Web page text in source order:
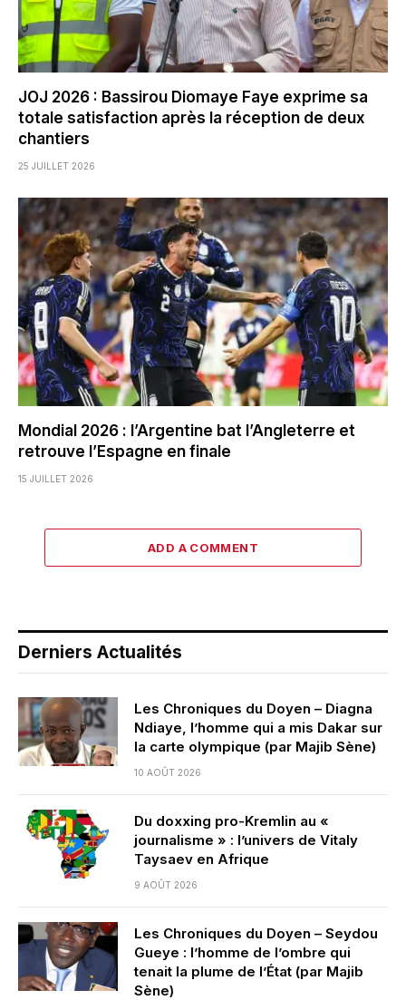
JOJ 2026 : Bassirou Diomaye Faye exprime sa
totale satisfaction après la réception de deux
chantiers
25 JUILLET 2026
Mondial 2026 : l’Argentine bat l’Angleterre et
retrouve l’Espagne en finale
15 JUILLET 2026
ADD A COMMENT
Derniers Actualités
Les Chroniques du Doyen – Diagna
Ndiaye, l’homme qui a mis Dakar sur
la carte olympique (par Majib Sène)
10 AOÛT 2026
Du doxxing pro-Kremlin au «
journalisme » : l’univers de Vitaly
Taysaev en Afrique
9 AOÛT 2026
Les Chroniques du Doyen – Seydou
Gueye : l’homme de l’ombre qui
tenait la plume de l’État (par Majib
Sène)